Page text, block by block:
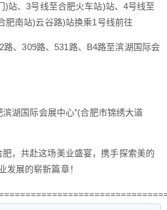
)站、3号线至合肥火车站)站、4号线至
肥南站)云谷路)站换乘1号线前往
、309路、531路、B4路至滨湖国际会
湖国际会展中心”(合肥市锦绣大道
，共赴这场美业盛宴，携手探索美的
发展的崭新篇章！